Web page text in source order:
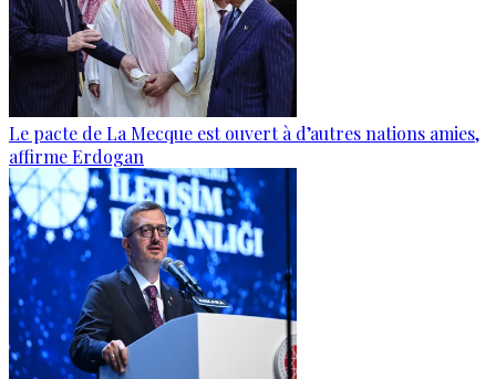
Le pacte de La Mecque est ouvert à d’autres nations amies,
affirme Erdogan